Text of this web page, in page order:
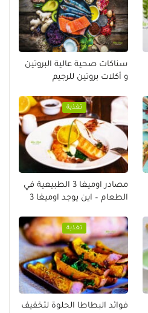
سناكات صحية عالية البروتين
و أكلات بروتين للرجيم
تغذية
مصادر اوميغا 3 الطبيعية في
الطعام – اين يوجد اوميغا 3
تغذية
فوائد البطاطا الحلوة لتخفيف